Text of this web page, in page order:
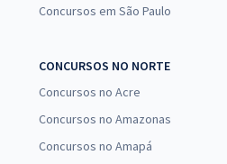
Concursos em São Paulo
CONCURSOS NO NORTE
Concursos no Acre
Concursos no Amazonas
Concursos no Amapá